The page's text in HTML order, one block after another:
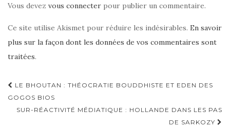
Vous devez vous connecter pour publier un commentaire.
Ce site utilise Akismet pour réduire les indésirables. En savoir
plus sur la façon dont les données de vos commentaires sont
traitées.
Navigation
d'article
LE BHOUTAN : THÉOCRATIE BOUDDHISTE ET EDEN DES
GOGOS BIOS
SUR-RÉACTIVITÉ MÉDIATIQUE : HOLLANDE DANS LES PAS
DE SARKOZY